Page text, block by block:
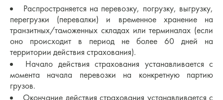
Распространяется на перевозку, погрузку, выгрузку,
перегрузки (перевалки) и временное хранение на
транзитных/таможенных складах или терминалах (если
оно происходит в период не более 60 дней на
территории действия страхования).
Начало действия страхования устанавливается с
момента начала перевозки на конкретную партию
грузов.
Окончание действия страхования устанавливается с